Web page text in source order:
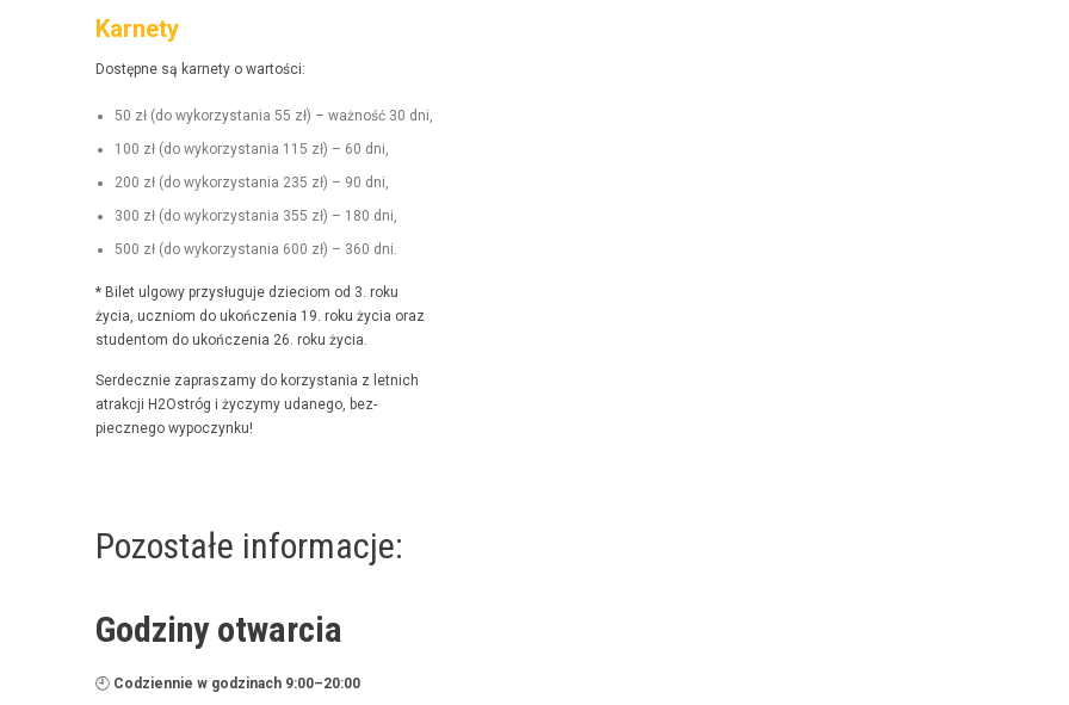
Karnety
Dostęp­ne są kar­ne­ty o wartości:
50 zł (do wyko­rzys­ta­nia 55 zł) – ważność 30 dni,
100 zł (do wyko­rzys­ta­nia 115 zł) – 60 dni,
200 zł (do wyko­rzys­ta­nia 235 zł) – 90 dni,
300 zł (do wyko­rzys­ta­nia 355 zł) – 180 dni,
500 zł (do wyko­rzys­ta­nia 600 zł) – 360 dni.
* Bilet ulgo­wy przysługu­je dzieciom od 3. roku
życia, uczniom do ukończenia 19. roku życia oraz
stu­den­tom do ukończenia 26. roku życia.
Serdecznie zaprasza­my do korzys­ta­nia z let­nich
atrakcji H2Ostróg i życzymy udanego, bez­
piecznego wypoczynku!
Pozostałe informacje:
Godziny otwarcia
🕘 Codzi­en­nie w godz­i­nach 9:00–20:00